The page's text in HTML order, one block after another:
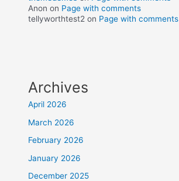
Anon on Page with comments
tellyworthtest2 on Page with comments
Archives
April 2026
March 2026
February 2026
January 2026
December 2025